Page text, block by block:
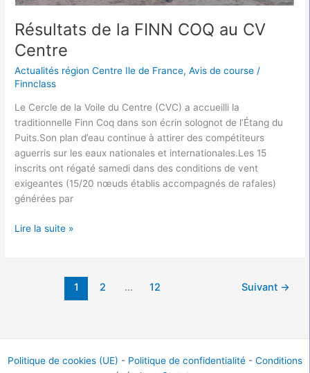
Résultats de la FINN COQ au CV
Centre
Actualités région Centre Ile de France,Avis de course /
Finnclass
Le Cercle de la Voile du Centre (CVC) a accueilli la
traditionnelle Finn Coq dans son écrin solognot de l’Étang du
Puits.Son plan d’eau continue à attirer des compétiteurs
aguerris sur les eaux nationales et internationales.Les 15
inscrits ont régaté samedi dans des conditions de vent
exigeantes (15/20 nœuds établis accompagnés de rafales)
générées par
Lire la suite »
1 2 … 12 Suivant →
Politique de cookies (UE) - Politique de confidentialité - Conditions